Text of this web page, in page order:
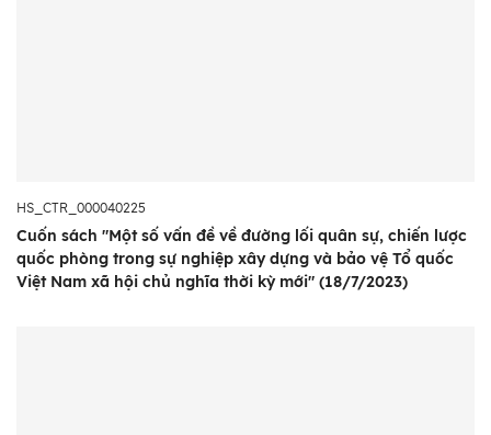
HS_CTR_000040225
Cuốn sách "Một số vấn đề về đường lối quân sự, chiến lược
quốc phòng trong sự nghiệp xây dựng và bảo vệ Tổ quốc
Việt Nam xã hội chủ nghĩa thời kỳ mới" (18/7/2023)